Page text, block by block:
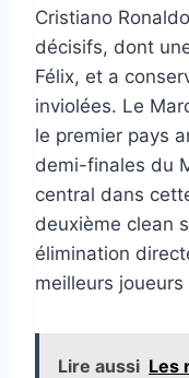
Cristiano
décisifs, dont
Félix, et a
inviolées. Le
le premier pays
demi-finales du
central dans
deuxième clean
élimination
meilleurs
Lire aussi Les